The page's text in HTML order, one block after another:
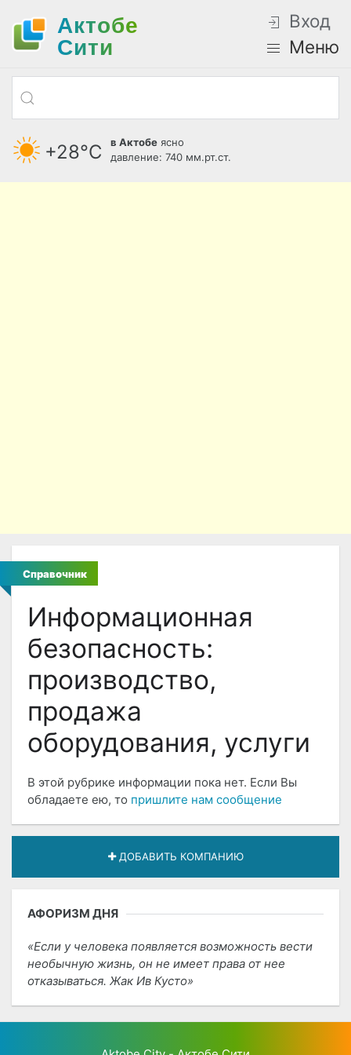
Актобе
Cити
Вход
Меню
+28°С в Актобе ясно
давление: 740 мм.рт.ст.
Справочник
Информационная
безопасность:
производство,
продажа
оборудования, услуги
В этой рубрике информации пока нет. Если Вы
обладаете ею, то пришлите нам сообщение
ДОБАВИТЬ КОМПАНИЮ
АФОРИЗМ ДНЯ
Если у человека появляется возможность вести
необычную жизнь, он не имеет права от нее
отказываться. Жак Ив Кусто